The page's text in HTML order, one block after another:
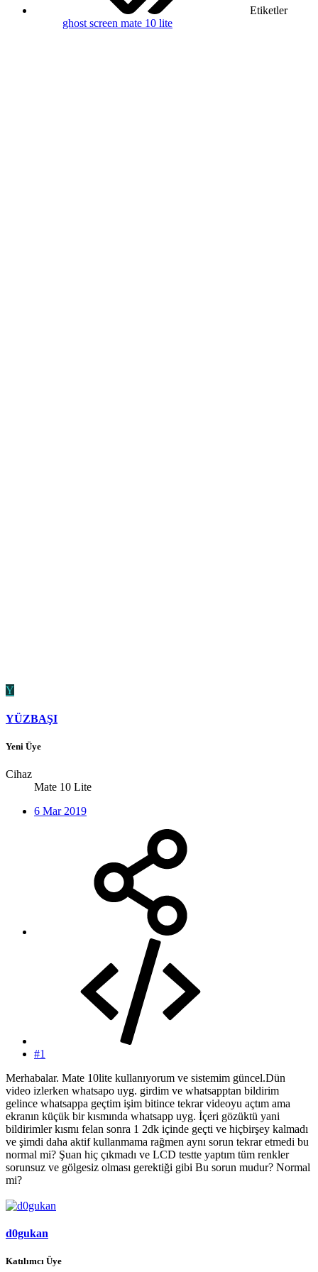
Etiketler
ghost screen mate 10 lite
Y
YÜZBAŞI
Yeni Üye
Cihaz
Mate 10 Lite
6 Mar 2019
#1
Merhabalar. Mate 10lite kullanıyorum ve sistemim güncel.Dün
video izlerken whatsapo uyg. girdim ve whatsapptan bildirim
gelince whatsappa geçtim işim bitince tekrar videoyu açtım ama
ekranın küçük bir kısmında whatsapp uyg. İçeri gözüktü yani
bildirimler kısmı felan sonra 1 2dk içinde geçti ve hiçbirşey kalmadı
ve şimdi daha aktif kullanmama rağmen aynı sorun tekrar etmedi bu
normal mi? Şuan hiç çıkmadı ve LCD testte yaptım tüm renkler
sorunsuz ve gölgesiz olması gerektiği gibi Bu sorun mudur? Normal
mi?
d0gukan
Katılımcı Üye